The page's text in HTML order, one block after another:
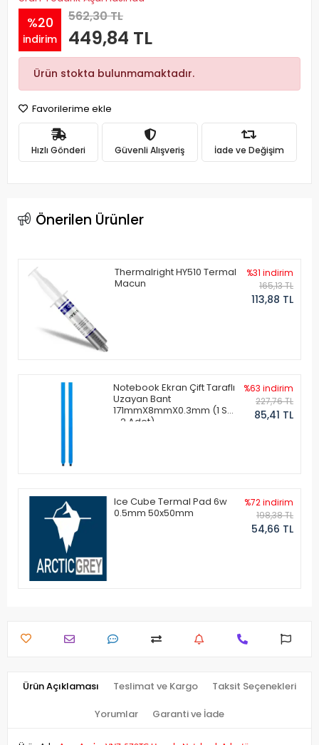
%20
indirim
562,30 TL
449,84 TL
Ürün stokta bulunmamaktadır.
Favorilerime ekle
Hızlı Gönderi Güvenli Alışveriş İade ve Değişim
Önerilen Ürünler
Thermalright HY510 Termal
Macun
%31 indirim
165,13 TL
113,88 TL
Notebook Ekran Çift Taraflı
Uzayan Bant
171mmX8mmX0.3mm (1 Set
- 2 Adet)
%63 indirim
227,76 TL
85,41 TL
Ice Cube Termal Pad 6w
0.5mm 50x50mm
%72 indirim
198,38 TL
54,66 TL
Ürün Açıklaması Teslimat ve Kargo Taksit Seçenekleri
Yorumlar Garanti ve İade